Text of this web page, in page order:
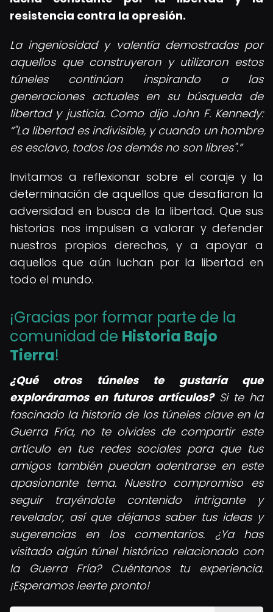
resistencia contra la opresión.
La ingeniosidad y valentía demostradas por
aquellos que construyeron y utilizaron estos
túneles continúan inspirando a las
generaciones actuales en su búsqueda de
libertad y justicia. Como dijo John F. Kennedy:
"La libertad es indivisible, y cuando un hombre
es esclavo, todos los demás no son libres".
Invitamos a reflexionar sobre el coraje y la
determinación de aquellos que desafiaron la
adversidad en busca de la libertad. Que sus
historias nos impulsen a valorar y defender
nuestros propios derechos, y a apoyar a
aquellos que aún luchan por la libertad en
todo el mundo.
¡Gracias por formar parte de la
comunidad de Historia Bajo
Tierra!
¿Qué otros túneles te gustaría que
exploráramos en futuros artículos?Si te ha
fascinado la historia de los túneles clave en la
Guerra Fría, no te olvides de compartir este
artículo en tus redes sociales para que tus
amigos también puedan adentrarse en este
apasionante tema. Nuestro compromiso es
seguir trayéndote contenido intrigante y
revelador, así que déjanos saber tus ideas y
sugerencias en los comentarios. ¿Ya has
visitado algún túnel histórico relacionado con
la Guerra Fría? Cuéntanos tu experiencia.
¡Esperamos leerte pronto!